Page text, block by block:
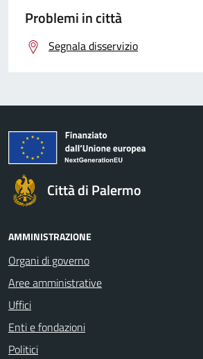
Problemi in città
Segnala disservizio
Città di Palermo
AMMINISTRAZIONE
Organi di governo
Aree amministrative
Uffici
Enti e fondazioni
Politici